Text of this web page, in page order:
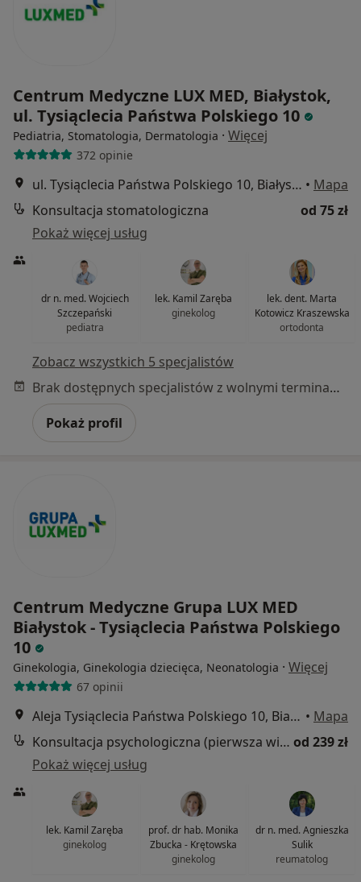
Centrum Medyczne LUX MED, Białystok,
ul. Tysiąclecia Państwa Polskiego 10
Pediatria, Stomatologia, Dermatologia · Więcej
372 opinie
ul. Tysiąclecia Państwa Polskiego 10, Białystok • Mapa
Konsultacja stomatologiczna
od 75 zł
Pokaż więcej usług
dr n. med. Wojciech
Szczepański
pediatra
lek. Kamil Zaręba
ginekolog
lek. dent. Marta
Kotowicz Kraszewska
ortodonta
Zobacz wszystkich 5 specjalistów
Brak dostępnych specjalistów z wolnymi terminami w tym centrum medycznym.
Pokaż profil
Centrum Medyczne Grupa LUX MED
Białystok - Tysiąclecia Państwa Polskiego
10
Ginekologia, Ginekologia dziecięca, Neonatologia · Więcej
67 opinii
Aleja Tysiąclecia Państwa Polskiego 10, Białystok • Mapa
Konsultacja psychologiczna (pierwsza wizyta) od 239 zł
Pokaż więcej usług
lek. Kamil Zaręba
ginekolog
prof. dr hab. Monika
Zbucka - Krętowska
ginekolog
dr n. med. Agnieszka
Sulik
reumatolog